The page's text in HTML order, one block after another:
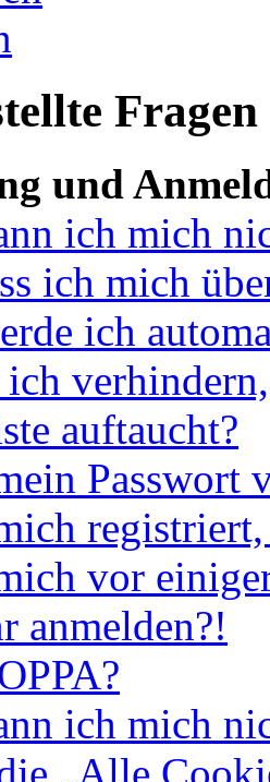
Fragen
und
ich mich
ich mich
ich
auftaucht?
Passwort
vor
anmelden?!
ich mich